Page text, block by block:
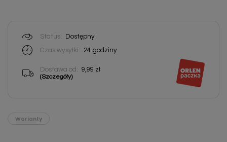
Status:
Dostępny
Czas wysyłki:
24 godziny
Dostawa od: 9,99 zł
(Szczegóły)
Warianty